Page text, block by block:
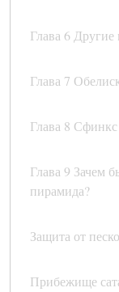
Глава 6
Глава 7
Глава 8 Сфинкс
Глава 9 Зачем
пирамида?
Защита от
Прибежище